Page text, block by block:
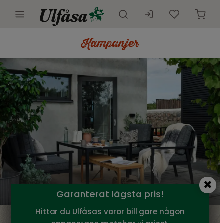
Innemöbler
Inredning
Presentkort
Butik
Kundtjänst
KampanjerGaranterat lägsta pris!
Hittar du Ulfåsas varor billigare någon